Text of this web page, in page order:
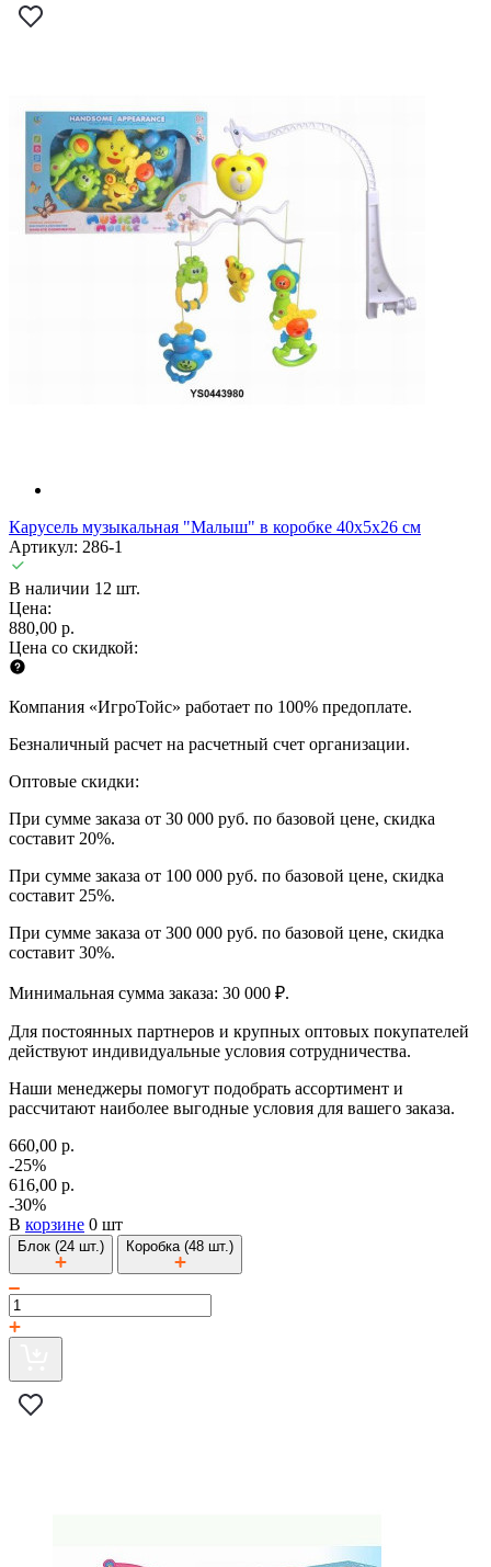
Карусель музыкальная "Малыш" в коробке 40х5х26 см
Артикул: 286-1
В наличии 12 шт.
Цена:
880,00 р.
Цена со скидкой:
Компания «ИгроТойс» работает по 100% предоплате.
Безналичный расчет на расчетный счет организации.
Оптовые скидки:
При сумме заказа от 30 000 руб. по базовой цене, скидка
составит 20%.
При сумме заказа от 100 000 руб. по базовой цене, скидка
составит 25%.
При сумме заказа от 300 000 руб. по базовой цене, скидка
составит 30%.
Минимальная сумма заказа: 30 000 ₽.
Для постоянных партнеров и крупных оптовых покупателей
действуют индивидуальные условия сотрудничества.
Наши менеджеры помогут подобрать ассортимент и
рассчитают наиболее выгодные условия для вашего заказа.
660,00 р.
-25%
616,00 р.
-30%
В корзине 0 шт
Блок (24 шт.) Коробка (48 шт.)